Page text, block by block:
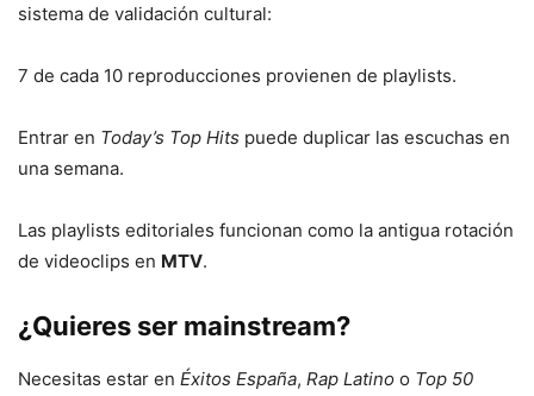
sistema de validación cultural:
7 de cada 10 reproducciones provienen de playlists.
Entrar en Today’s Top Hits puede duplicar las escuchas en
una semana.
Las playlists editoriales funcionan como la antigua rotación
de videoclips en MTV.
¿Quieres ser mainstream?
Necesitas estar en Éxitos España, Rap Latino o Top 50